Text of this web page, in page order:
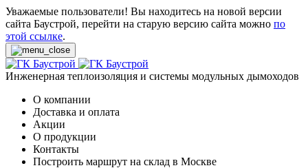
Уважаемые пользователи! Вы находитесь на новой версии
сайта Баустрой, перейти на старую версию сайта можно по
этой ссылке.
Инженерная теплоизоляция и системы модульных дымоходов
О компании
Доставка и оплата
Акции
О продукции
Контакты
Построить маршрут на склад в Москве